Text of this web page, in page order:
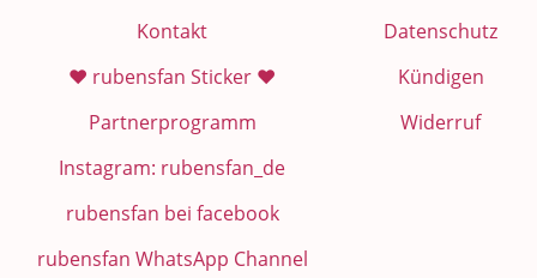
Kontakt
❤️ rubensfan Sticker ❤️
Partnerprogramm
Instagram: rubensfan_de
rubensfan bei facebook
rubensfan WhatsApp Channel
Datenschutz
Kündigen
Widerruf